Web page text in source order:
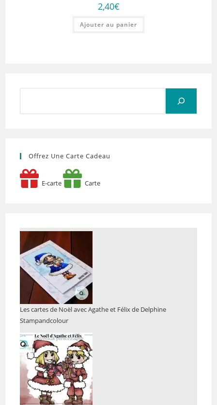
2,40€
Ajouter au panier
Offrez Une Carte Cadeau
E-carte Carte
Les cartes de Noël avec Agathe et Félix de Delphine
Stampandcolour